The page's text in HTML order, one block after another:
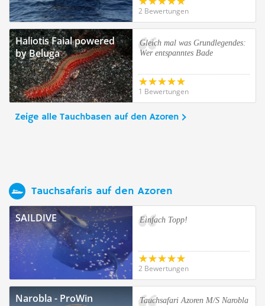
2 Bewertungen
Haliotis Faial powered
by Beluga
Gleich mal was Grundlegendes:
Wer entspanntes Bade
1 Bewertungen
Zeige alle Tauchbasen auf den Azoren
Tauchsafaris auf den Azoren
SAILDIVE Einfach Topp!
2 Bewertungen
Narobla - ProWin
Tauchsafari Azoren M/S Narobla